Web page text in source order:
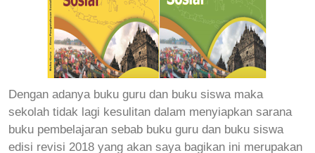
Dengan adanya buku guru dan buku siswa maka
sekolah tidak lagi kesulitan dalam menyiapkan sarana
buku pembelajaran sebab buku guru dan buku siswa
edisi revisi 2018 yang akan saya bagikan ini merupakan